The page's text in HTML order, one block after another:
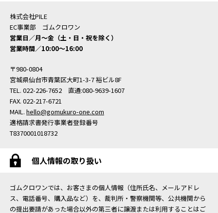
株式会社PILE
EC事業部 ゴムクロワン
営業日／月〜金（土・日・祝を除く）
営業時間／10:00〜16:00
〒980-0804
宮城県仙台市青葉区大町1-3-7 裕ビル8F
TEL. 022-226-7652 直通:080-9639-1607
FAX. 022-217-6721
MAIL. hello@gomukuro-one.com
適格請求書発行事業者登録番号
T8370001018732
個人情報の取り扱い
ゴムクロワンでは、お客さまの個人情報（住所氏名、メールアドレ
ス、電話番号、購入品など）を、裁判所・警察機関等、公共機関から
の提出要請があった場合以外の第三者に譲渡または利用することはご